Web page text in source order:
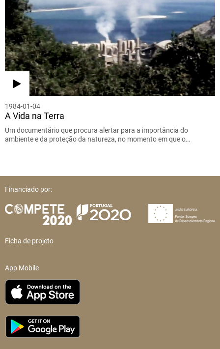
1984-01-04
A Vida na Terra
Um documentário que procura alertar para a importância do
ambiente e da proteção da natureza, no momento em que o…
Financiado por:
Ficha de projeto
App Mobile